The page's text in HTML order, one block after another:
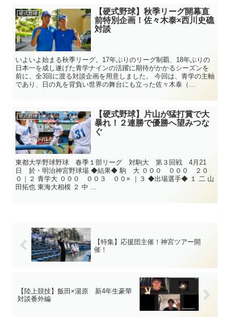
硬式野球
【硬式野球】秋季リーグ開幕直
前特別企画！佐々木泰×西川史礁
対談
いよいよ始まる秋季リーグ。17年ぶりのリーグ制覇、18年ぶりの
日本一を成し遂げた青学ナインの活躍に期待がかかるシーズンを
前に、全3回に渡る対談企画を用意しました。 今回は、青学の主軸
であり、日の丸を背負い世界の舞台にも立った佐々木泰（...
硬式野球
【硬式野球】片山が猛打賞で大
暴れ！２連勝で優勝へ望みつな
ぐ
東都大学野球野球 春季１部リーグ 対駒大 第３回戦 4月21
日 於・明治神宮野球場 ◆結果◆ 駒 大 ０００ ０００ ２０
０｜２ 青学大 ０００ ００３ ００× ｜３ ◆出場選手◆ １ 二 山
田拓也 東海大相模 ２ 中 ...
【特集】応援団主催！神宮ツアー開
催！
【陸上競技】飯田×湯原 新4年生豪華
対談番外編